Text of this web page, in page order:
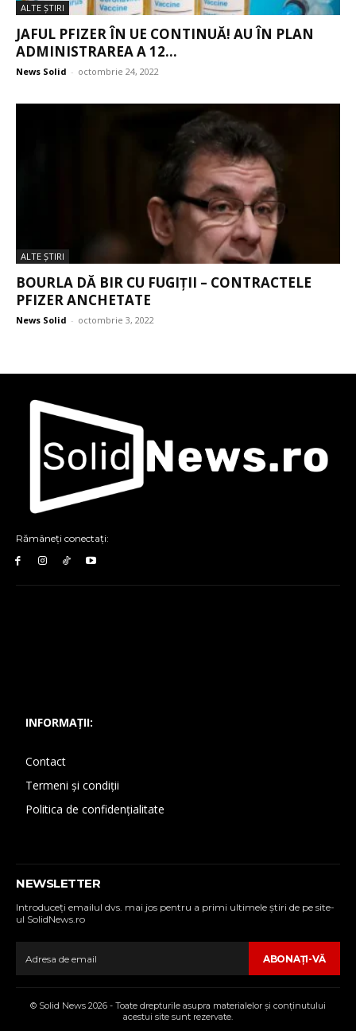
ALTE ŞTIRI
JAFUL PFIZER ÎN UE CONTINUĂ! AU ÎN PLAN
ADMINISTRAREA A 12...
News Solid - octombrie 24, 2022
ALTE ŞTIRI
BOURLA DĂ BIR CU FUGIȚII – CONTRACTELE
PFIZER ANCHETATE
News Solid - octombrie 3, 2022
Rămâneți conectați:
INFORMAȚII:
Contact
Termeni și condiții
Politica de confidențialitate
NEWSLETTER
Introduceţi emailul dvs. mai jos pentru a primi ultimele ştiri de pe site-
ul SolidNews.ro
ABONAŢI-VĂ
© Solid News 2026 - Toate drepturile asupra materialelor şi conţinutului
acestui site sunt rezervate.